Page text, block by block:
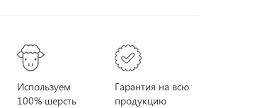
Используем
100% шерсть
Гарантия на всю
продукцию